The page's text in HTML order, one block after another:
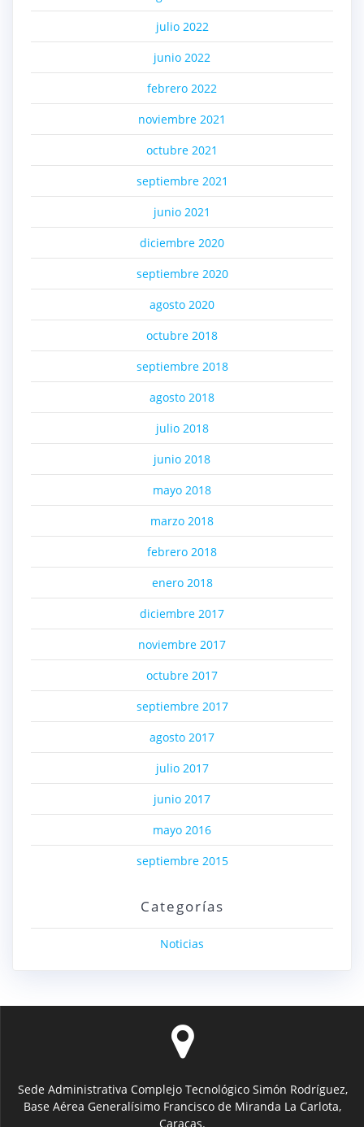
julio 2022
junio 2022
febrero 2022
noviembre 2021
octubre 2021
septiembre 2021
junio 2021
diciembre 2020
septiembre 2020
agosto 2020
octubre 2018
septiembre 2018
agosto 2018
julio 2018
junio 2018
mayo 2018
marzo 2018
febrero 2018
enero 2018
diciembre 2017
noviembre 2017
octubre 2017
septiembre 2017
agosto 2017
julio 2017
junio 2017
mayo 2016
septiembre 2015
Categorías
Noticias
Sede Administrativa Complejo Tecnológico Simón Rodríguez,
Base Aérea Generalísimo Francisco de Miranda La Carlota,
Caracas.